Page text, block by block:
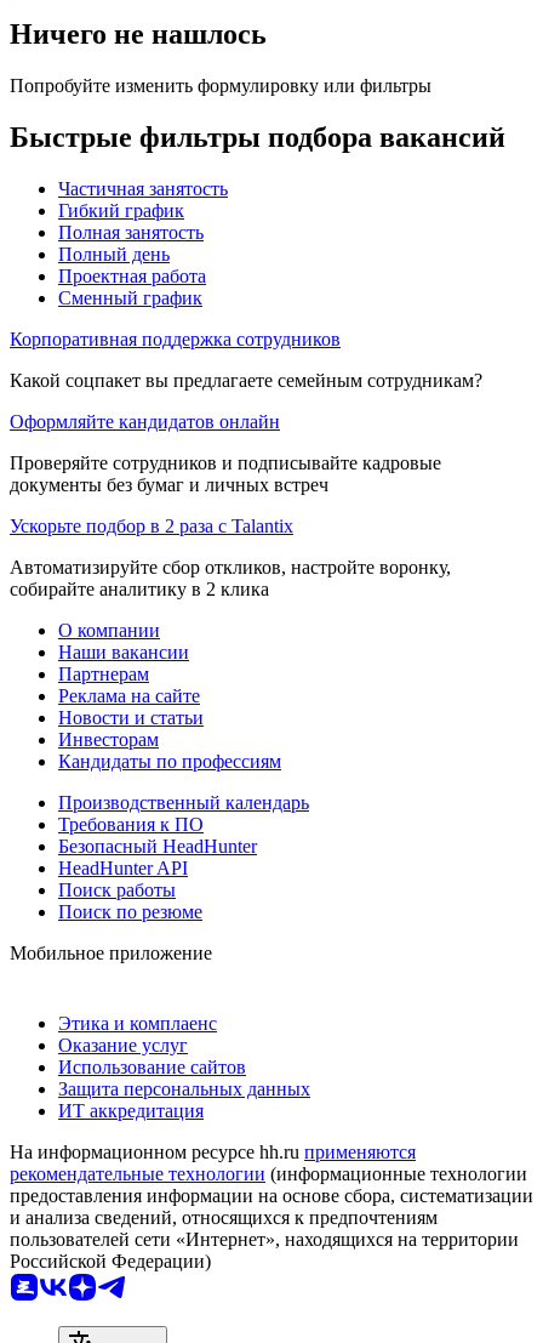
Ничего не нашлось
Попробуйте изменить формулировку или фильтры
Быстрые фильтры подбора вакансий
Частичная занятость
Гибкий график
Полная занятость
Полный день
Проектная работа
Сменный график
Корпоративная поддержка сотрудников
Какой соцпакет вы предлагаете семейным сотрудникам?
Оформляйте кандидатов онлайн
Проверяйте сотрудников и подписывайте кадровые
документы без бумаг и личных встреч
Ускорьте подбор в 2 раза с Talantix
Автоматизируйте сбор откликов, настройте воронку,
собирайте аналитику в 2 клика
О компании
Наши вакансии
Партнерам
Реклама на сайте
Новости и статьи
Инвесторам
Кандидаты по профессиям
Производственный календарь
Требования к ПО
Безопасный HeadHunter
HeadHunter API
Поиск работы
Поиск по резюме
Мобильное приложение
Этика и комплаенс
Оказание услуг
Использование сайтов
Защита персональных данных
ИТ аккредитация
На информационном ресурсе hh.ru применяются
рекомендательные технологии (информационные технологии
предоставления информации на основе сбора, систематизации
и анализа сведений, относящихся к предпочтениям
пользователей сети «Интернет», находящихся на территории
Российской Федерации)